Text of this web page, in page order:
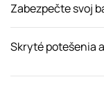
Zabezpečte svoj
Skryté potešenia